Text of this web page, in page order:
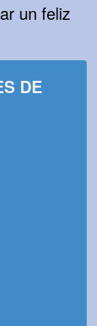
un feliz
DE